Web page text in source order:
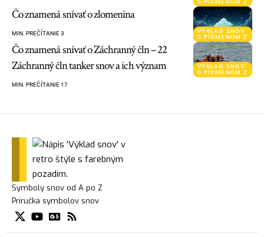
S PÍSMENOM Ž
VÝKLAD SNOV
S PÍSMENOM Z
Čo znamená snívať o zlomenina
MIN. PREČÍTANIE 3
VÝKLAD SNOV
S PÍSMENOM Z
Čo znamená snívať o Záchranný čln – 22
Záchranný čln tanker snov a ich význam
MIN. PREČÍTANIE 17
Symboly snov od A po Z
Príručka symbolov snov